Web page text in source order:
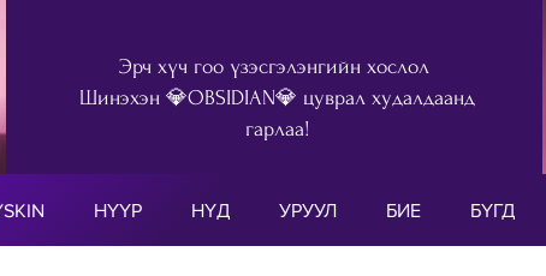
Эрч хүч гоо үзэсгэлэнгийн хослол
Шинэхэн 💎OBSIDIAN💎 цуврал худалдаанд
гарлаа!
НҮҮР НҮД УРУУЛ БИЕ БҮГД